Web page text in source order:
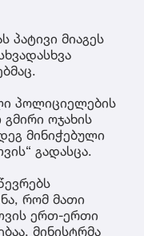
მიაგეს
პოლიციელების
ოჯახის
მინიჭებული
გადასცა.
რომ მათი
ერთ-ერთი
მინისტრმა